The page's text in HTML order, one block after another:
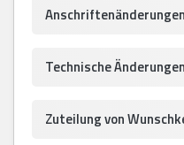
Anschriftenänderungen
Technische
Zuteilung von